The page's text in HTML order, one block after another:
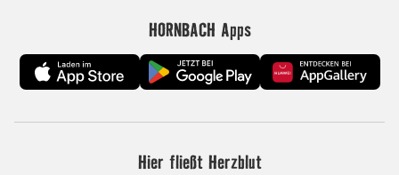
HORNBACH Apps
Hier fließt Herzblut